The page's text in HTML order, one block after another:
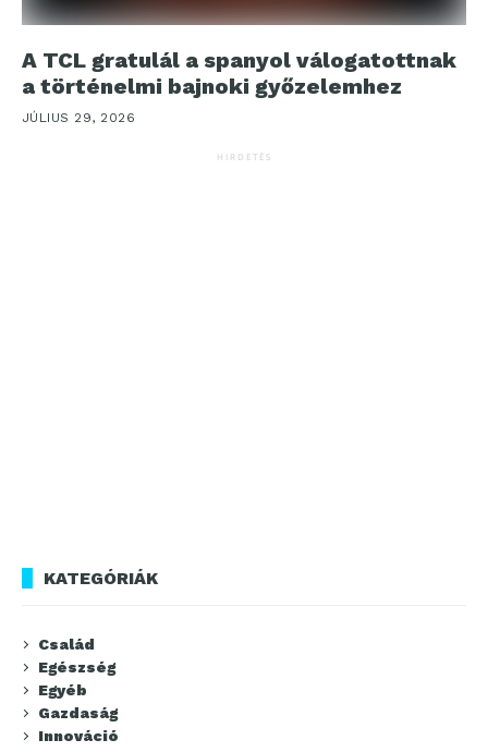
A TCL gratulál a spanyol válogatottnak
a történelmi bajnoki győzelemhez
JÚLIUS 29, 2026
HIRDETÉS
KATEGÓRIÁK
Család
Egészség
Egyéb
Gazdaság
Innováció